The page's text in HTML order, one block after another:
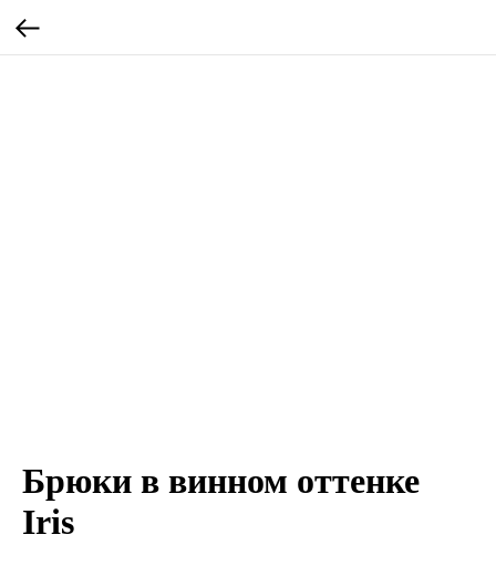
Брюки в винном оттенке
Iris